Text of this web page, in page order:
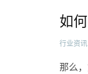
如
行业资讯
那么